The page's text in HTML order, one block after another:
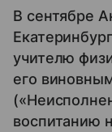
В сентябре
учителю
его
воспитанию